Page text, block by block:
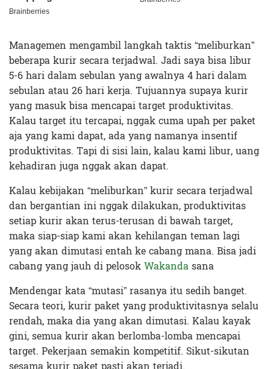
Managemen mengambil langkah taktis “meliburkan”
beberapa kurir secara terjadwal. Jadi saya bisa libur
5-6 hari dalam sebulan yang awalnya 4 hari dalam
sebulan atau 26 hari kerja. Tujuannya supaya kurir
yang masuk bisa mencapai target produktivitas.
Kalau target itu tercapai, nggak cuma upah per paket
aja yang kami dapat, ada yang namanya insentif
produktivitas. Tapi di sisi lain, kalau kami libur, uang
kehadiran juga nggak akan dapat.
Kalau kebijakan “meliburkan” kurir secara terjadwal
dan bergantian ini nggak dilakukan, produktivitas
setiap kurir akan terus-terusan di bawah target,
maka siap-siap kami akan kehilangan teman lagi
yang akan dimutasi entah ke cabang mana. Bisa jadi
cabang yang jauh di pelosokWakandasana
Mendengar kata “mutasi” rasanya itu sedih banget.
Secara teori, kurir paket yang produktivitasnya selalu
rendah, maka dia yang akan dimutasi. Kalau kayak
gini, semua kurir akan berlomba-lomba mencapai
target. Pekerjaan semakin kompetitif. Sikut-sikutan